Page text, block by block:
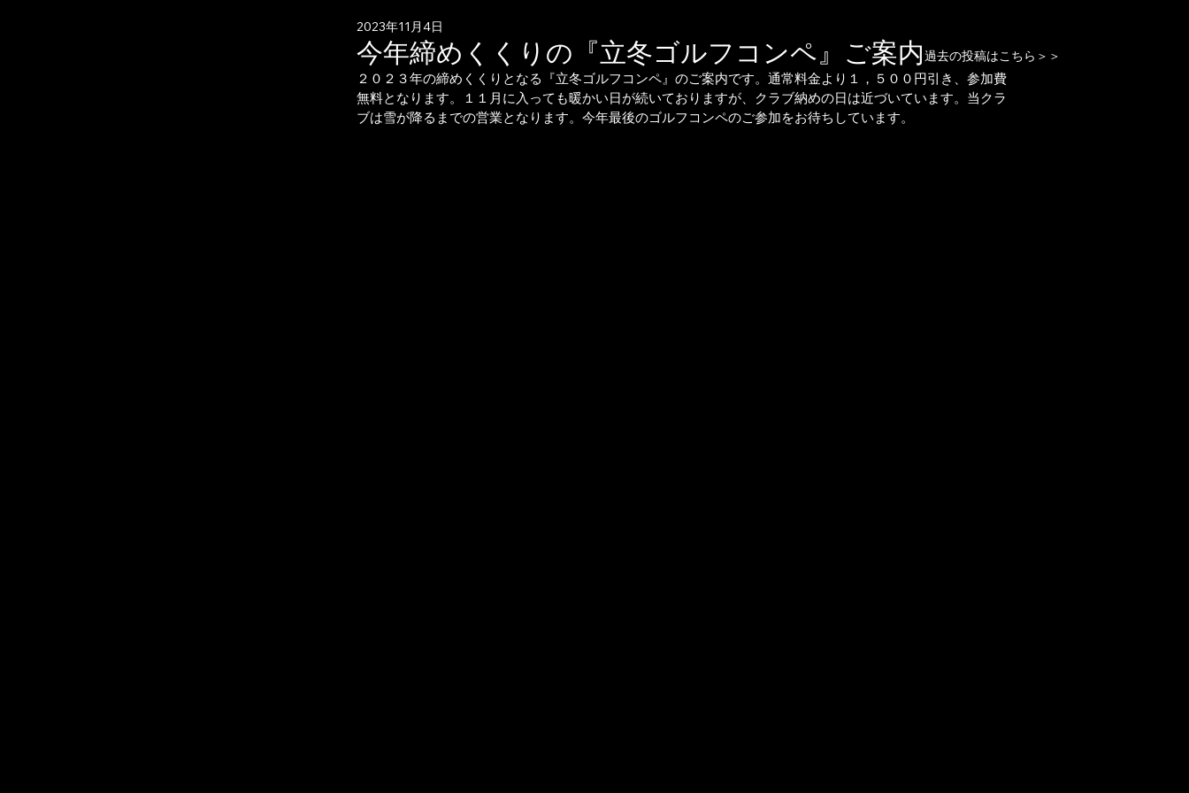
今年締めくくりの『立冬ゴルフコンペ』ご案内
2023年11月4日
２０２３年の締めくくりとなる『立冬ゴルフコンペ』のご案内です。通常料金より１，５００円引き、参加費
無料となります。１１月に入っても暖かい日が続いておりますが、クラブ納めの日は近づいています。当クラ
ブは雪が降るまでの営業となります。今年最後のゴルフコンペのご参加をお待ちしています。
過去の投稿はこちら＞＞